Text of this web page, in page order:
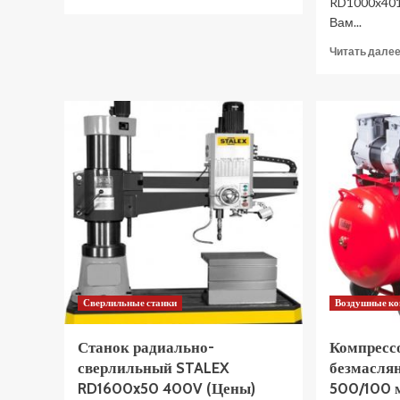
(Цены)
Вам...
Читать далее
Сверлильные станки
Станок радиально-
сверлильный STALEX
RD1600x50 400V (Цены)
Воздушные
500/100